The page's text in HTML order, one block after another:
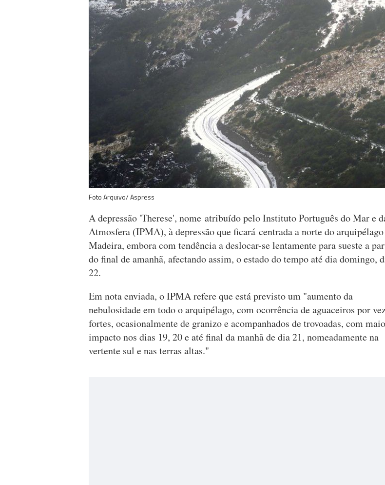
Foto Arquivo/ Aspress
A depressão 'Therese', nome atribuído pelo Instituto Português do Mar e
Atmosfera (IPMA), à depressão que ficará centrada a norte do
Madeira, embora com tendência a deslocar-se lentamente para sueste a
do final de amanhã, afectando assim, o estado do tempo até dia domingo,
22.
Em nota enviada, o IPMA refere que está previsto um "aumento da
nebulosidade em todo o arquipélago, com ocorrência de aguaceiros por
fortes, ocasionalmente de granizo e acompanhados de trovoadas, com
impacto nos dias 19, 20 e até final da manhã de dia 21, nomeadamente na
vertente sul e nas terras altas."